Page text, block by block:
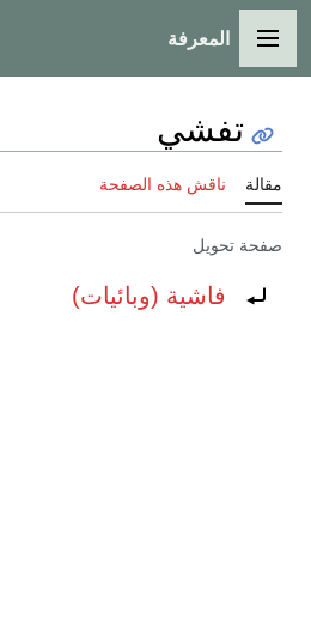
القائمة الرئيسية
المعرفة
تفشي
مقالة ناقش هذه الصفحة
صفحة تحويل
تحويل إلى:فاشية (وبائيات)